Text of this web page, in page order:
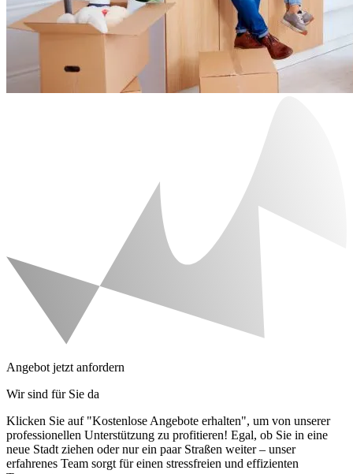
Angebot jetzt anfordern
Wir sind für Sie da
Klicken Sie auf "Kostenlose Angebote erhalten", um von unserer
professionellen Unterstützung zu profitieren! Egal, ob Sie in eine
neue Stadt ziehen oder nur ein paar Straßen weiter – unser
erfahrenes Team sorgt für einen stressfreien und effizienten